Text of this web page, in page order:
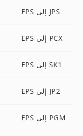
EPS إلى JPS
EPS إلى PCX
EPS إلى SK1
EPS إلى JP2
EPS إلى PGM